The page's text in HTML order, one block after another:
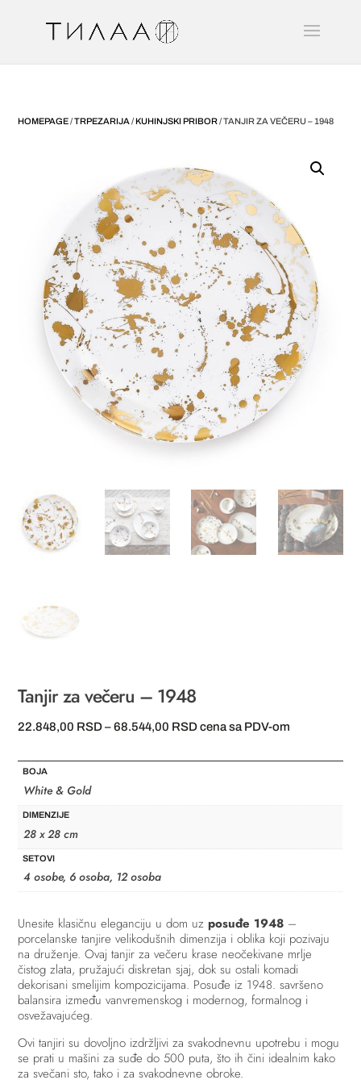
HOMEPAGE/TRPEZARIJA /KUHINJSKI PRIBOR/ TANJIR ZA VEČERU – 1948
Tanjir za večeru – 1948
22.848,00 RSD – 68.544,00 RSDRaspon
od
cena sa PDV-om
BOJA
White & Gold
DIMENZIJE
28 x 28 cm
SETOVI
4 osobe, 6 osoba, 12 osoba
Unesite klasičnu eleganciju u dom uzposuđe 1948 –
porcelanske tanjire velikodušnih dimenzija i oblika koji pozivaju
na druženje. Ovaj tanjir za večeru krase neočekivane mrlje
čistog zlata, pružajući diskretan sjaj, dok su ostali komadi
dekorisani smelijim kompozicijama. Posuđe iz 1948. savršeno
balansira između vanvremenskog i modernog, formalnog i
osvežavajućeg.
Ovi tanjiri su dovoljno izdržljivi za svakodnevnu upotrebu i mogu
se prati u mašini za suđe do 500 puta, što ih čini idealnim kako
za svečani sto, tako i za svakodnevne obroke.